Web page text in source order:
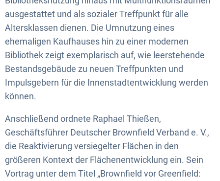
ausgestattet und als sozialer Treffpunkt für alle
Altersklassen dienen. Die Umnutzung eines
ehemaligen Kaufhauses hin zu einer modernen
Bibliothek zeigt exemplarisch auf, wie leerstehende
Bestandsgebäude zu neuen Treffpunkten und
Impulsgebern für die Innenstadtentwicklung werden
können.
Anschließend ordnete Raphael Thießen,
Geschäftsführer Deutscher Brownfield Verband e. V.,
die Reaktivierung versiegelter Flächen in den
größeren Kontext der Flächenentwicklung ein. Sein
Vortrag unter dem Titel „Brownfield vor Greenfield: